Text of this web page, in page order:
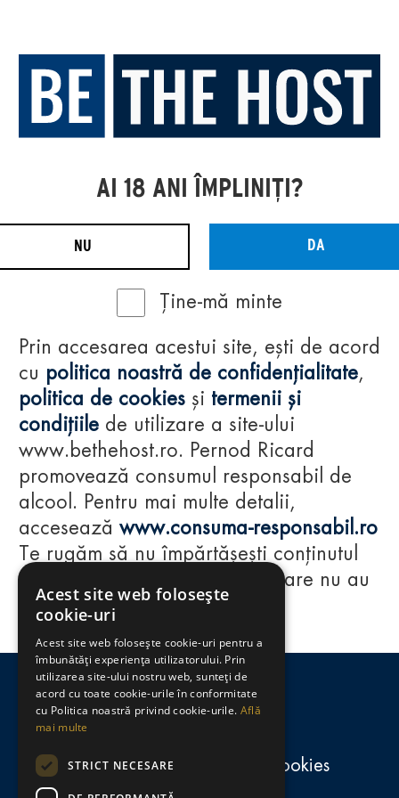
Regulamente
consumă-responsabil.ro
Politica de confidențialitate și cookies
AI 18 ANI ÎMPLINIȚI?
NU DA
Ține-mă minte
Prin accesarea acestui site, ești de acord
cu politica noastră de confidențialitate,
politica de cookies și termenii și
condițiile de utilizare a site-ului
www.bethehost.ro. Pernod Ricard
promovează consumul responsabil de
alcool. Pentru mai multe detalii,
accesează www.consuma-responsabil.ro
Te rugăm să nu împărtășești conținutul
acestui website cu persoane care nu au
împlinit vârsta de 18 ani.
Acest site web folosește
cookie-uri
Acest site web folosește cookie-uri pentru a
îmbunătăți experiența utilizatorului. Prin
utilizarea site-ului nostru web, sunteți de
acord cu toate cookie-urile în conformitate
cu Politica noastră privind cookie-urile. Află
mai multe
STRICT NECESARE